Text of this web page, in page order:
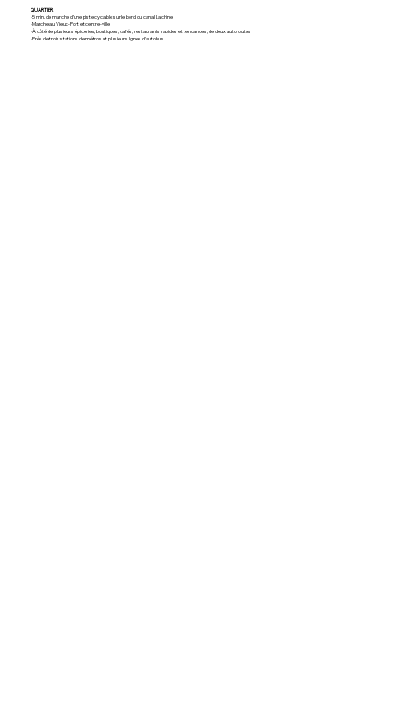
QUARTIER
-5 min. de marche d’une piste cyclable sur le bord du canal Lachine
-Marche au Vieux-Port et centre-ville
-À côté de plusieurs épiceries, boutiques, cafés, restaurants rapides et tendances, de deux autoroutes
-Près de trois stations de métros et plusieurs lignes d'autobus